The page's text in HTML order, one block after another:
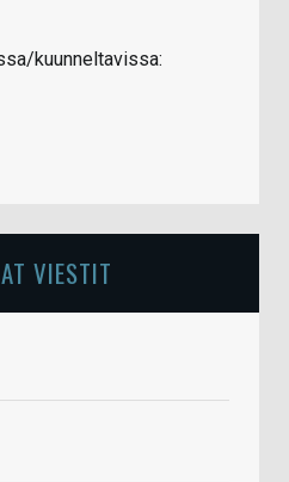
kuunneltavissa:
VIESTIT